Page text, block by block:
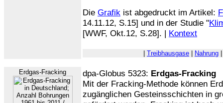
Die Grafik ist abgedruckt im Artikel:
14.11.12, S.15] und in der Studie "
[WWF, Okt.12, S.28]. | Kontext
Treibhausgase Nahrung
Erdgas-Fracking dpa-Globus 5323: Erdgas-Fracking
Mit der Fracking-Methode können
zugänglichen Gesteinsschichten in